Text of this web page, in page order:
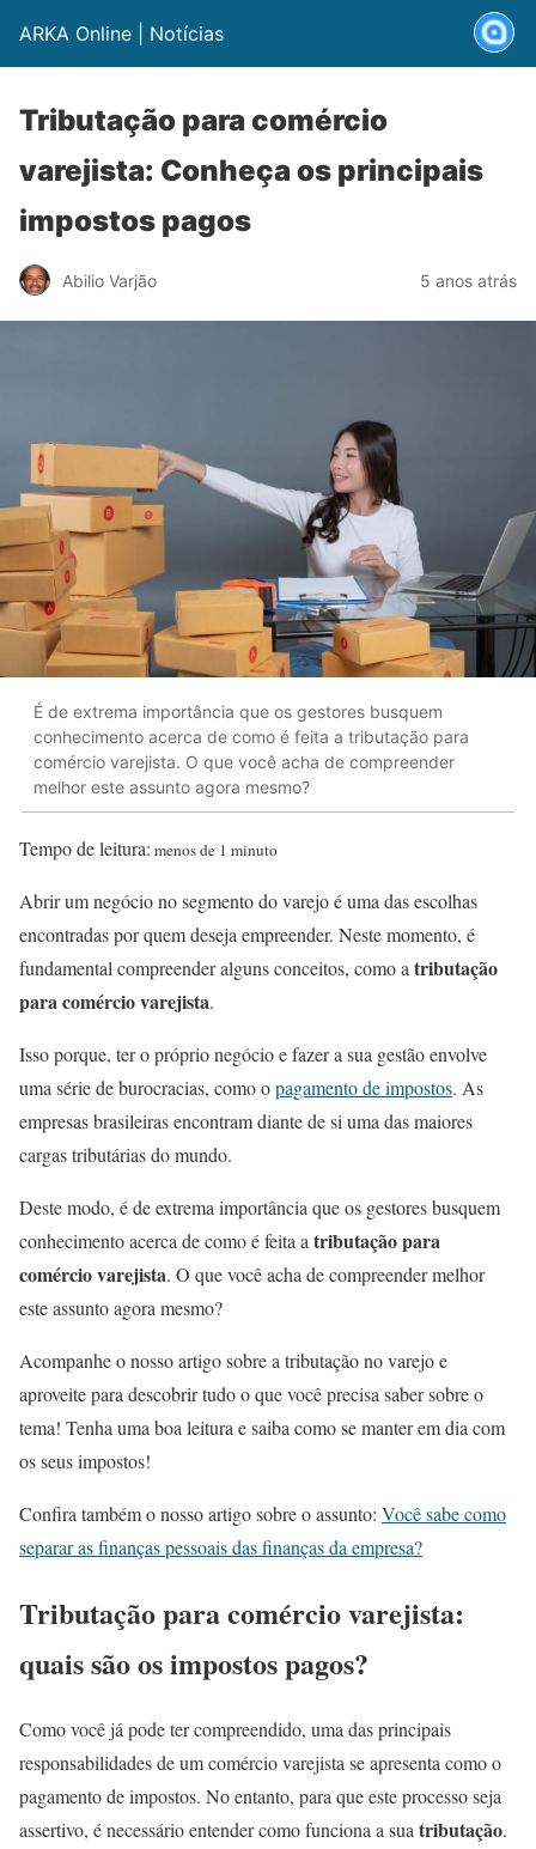
ARKA Online | Notícias
Tributação para comércio
varejista: Conheça os principais
impostos pagos
Abilio Varjão 5 anos atrás
É de extrema importância que os gestores busquem
conhecimento acerca de como é feita a tributação para
comércio varejista. O que você acha de compreender
melhor este assunto agora mesmo?
Tempo de leitura: menos de 1 minuto
Abrir um negócio no segmento do varejo é uma das escolhas
encontradas por quem deseja empreender. Neste momento, é
fundamental compreender alguns conceitos, como a tributação
para comércio varejista.
Isso porque, ter o próprio negócio e fazer a sua gestão envolve
uma série de burocracias, como opagamento de impostos. As
empresas brasileiras encontram diante de si uma das maiores
cargas tributárias do mundo.
Deste modo, é de extrema importância que os gestores busquem
conhecimento acerca de como é feita a tributação para
comércio varejista. O que você acha de compreender melhor
este assunto agora mesmo?
Acompanhe o nosso artigo sobre a tributação no varejo e
aproveite para descobrir tudo o que você precisa saber sobre o
tema! Tenha uma boa leitura e saiba como se manter em dia com
os seus impostos!
Confira também o nosso artigo sobre o assunto: Você sabe como
separar as finanças pessoais das finanças da empresa?
Tributação para comércio varejista:
quais são os impostos pagos?
Como você já pode ter compreendido, uma das principais
responsabilidades de um comércio varejista se apresenta como o
pagamento de impostos. No entanto, para que este processo seja
assertivo, é necessário entender como funciona a sua tributação.